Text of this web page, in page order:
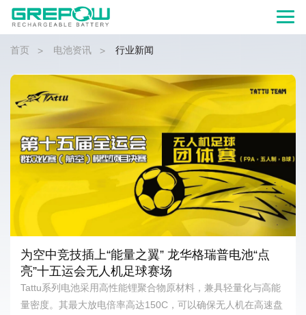
首页 > 电池资讯 > 行业新闻
为空中竞技插上“能量之翼” 龙华格瑞普电池“点
亮”十五运会无人机足球赛场
Tattu系列电池采用高性能锂聚合物原材料，兼具轻量化与高能
量密度。其最大放电倍率高达150C，可以确保无人机在高速盘